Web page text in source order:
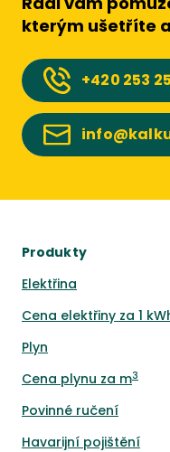
kterým ušetříte
+420 253
Produkty
Elektřina
Cena elektřiny za 1
Plyn
Cena plynu za m3
Povinné ručení
Havarijní pojištění